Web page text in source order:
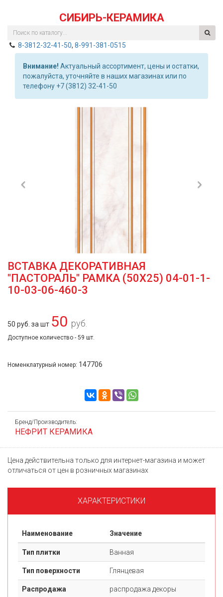
СИБИРЬ-КЕРАМИКА
8-3812-32-41-50, 8-991-381-0515
Внимание! Актуальный ассортимент, цены и остатки,
пожалуйста, уточняйте в наших магазинах или по
телефону +7 (3812) 32-41-50
Previous
ВСТАВКА ДЕКОРАТИВНАЯ
"ПАСТОРАЛЬ" РАМКА (50Х25) 04-01-1-
10-03-06-460-3
50 руб. за шт 50 руб.
Доступное количество - 59 шт.
Номенклатурный номер: 147706
Бренд/Производитель:
НЕФРИТ КЕРАМИКА
Цена действительна только для интернет-магазина и может
отличаться от цен в розничных магазинах
ХАРАКТЕРИСТИКИ
Наименование Значение
Тип плитки Ванная
Тип поверхности Глянцевая
Распродажа распродажа декоры